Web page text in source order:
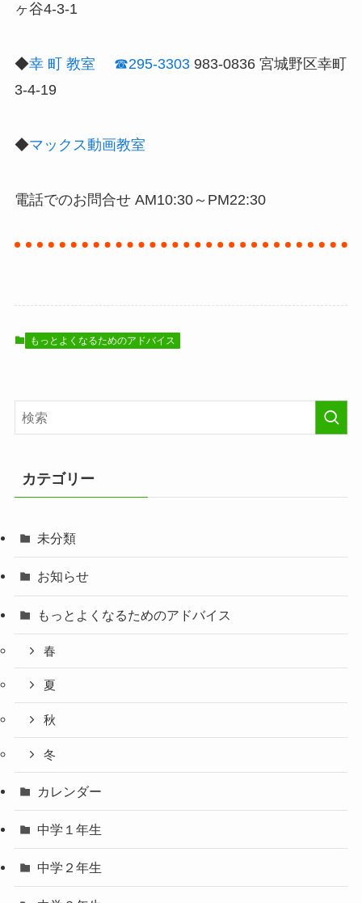
ヶ谷4-3-1
◆幸 町 教室 ☎295-3303983-0836 宮城野区幸町
3-4-19
◆マックス動画教室
電話でのお問合せ AM10:30～PM22:30
もっとよくなるためのアドバイス
カテゴリー
未分類
お知らせ
もっとよくなるためのアドバイス
春
夏
秋
冬
カレンダー
中学１年生
中学２年生